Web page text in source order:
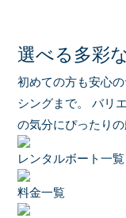
選べる多彩
初めての方も安心
シングまで。
バリ
の気分にぴったり
レンタルボート一覧
料金一覧